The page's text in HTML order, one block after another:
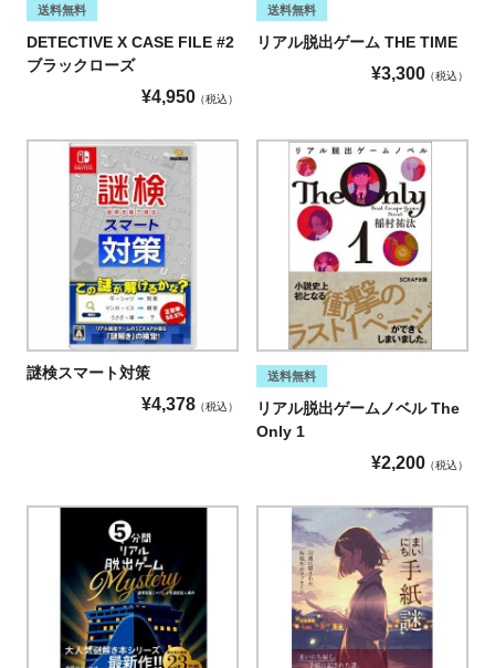
送料無料
DETECTIVE X CASE FILE #2
ブラックローズ
¥4,950 税込
送料無料
リアル脱出ゲーム THE TIME
¥3,300 税込
謎検スマート対策
¥4,378 税込
送料無料
リアル脱出ゲームノベル The
Only 1
¥2,200 税込